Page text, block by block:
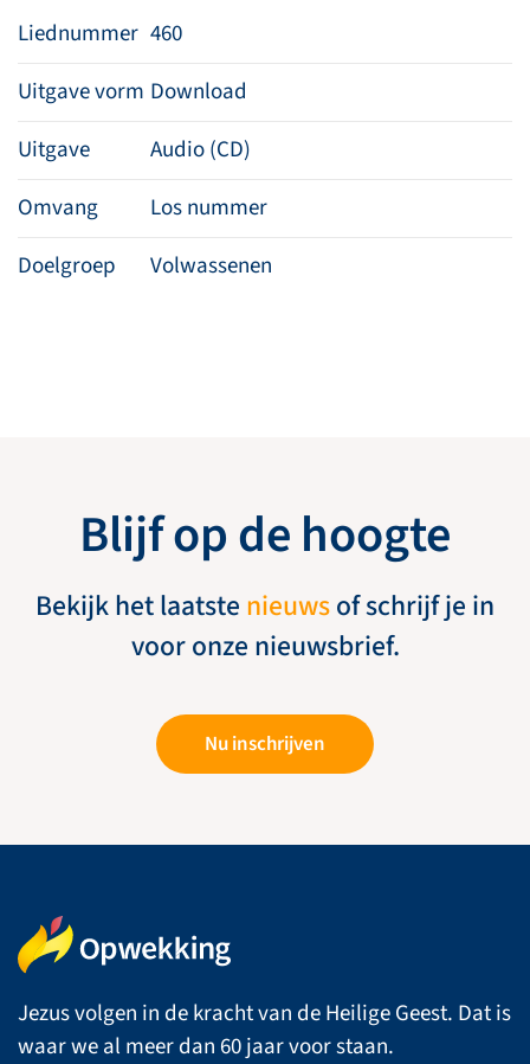
Liednummer 460
Uitgave vorm Download
Uitgave
Audio (CD)
Omvang
Los nummer
Doelgroep
Volwassenen
Blijf op de hoogte
Bekijk het laatste nieuwsof schrijf je in
voor onze nieuwsbrief.
Nu inschrijven
Jezus volgen in de kracht van de Heilige Geest. Dat is
waar we al meer dan 60 jaar voor staan.